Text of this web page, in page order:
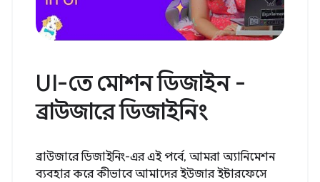
UI-তে মোশন ডিজাইন -
ব্রাউজারে ডিজাইনিং
ব্রাউজারে ডিজাইনিং-এর এই পর্বে, আমরা অ্যানিমেশন
ব্যবহার করে কীভাবে আমাদের ইউজার ইন্টারফেসে